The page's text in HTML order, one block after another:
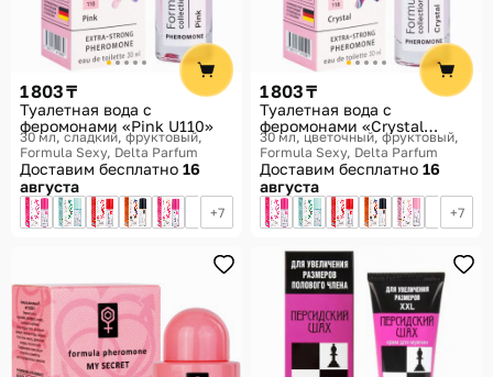
1 803 ₸
Туалетная вода с
феромонами «Pink U110»
30 мл, сладкий, фруктовый
Formula Sexy, Delta Parfum
Доставим бесплатно 16
августа
7
1 803 ₸
Туалетная вода с
феромонами «Crystal
W118»
30 мл, цветочный, фруктовый
Formula Sexy, Delta Parfum
Доставим бесплатно 16
августа
7